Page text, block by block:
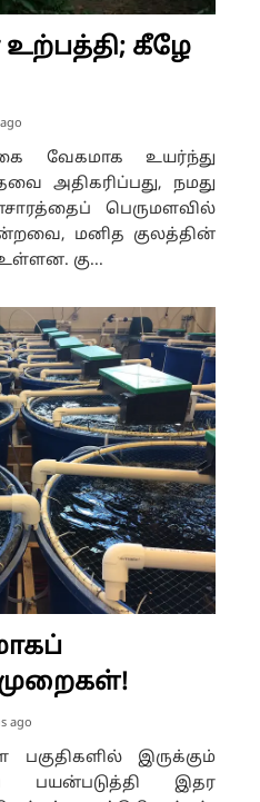
கீழே
வேகமாக உயர்ந்து
அதிகரிப்பது, நமது
பெருமளவில்
மனித குலத்தின்
கு...
ago
இருக்கும்
பயன்படுத்தி இதர